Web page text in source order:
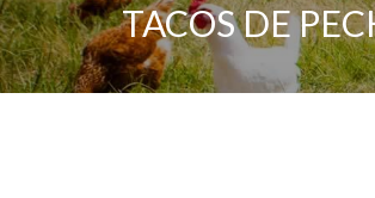
TACOS DE